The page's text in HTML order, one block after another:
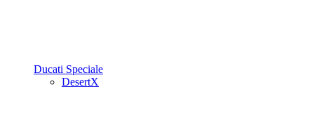
Ducati Speciale
DesertX